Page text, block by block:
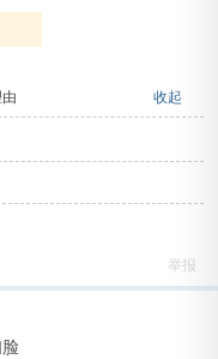
收起
举报